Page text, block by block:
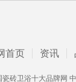
首页 资讯
砖卫浴十大品牌网